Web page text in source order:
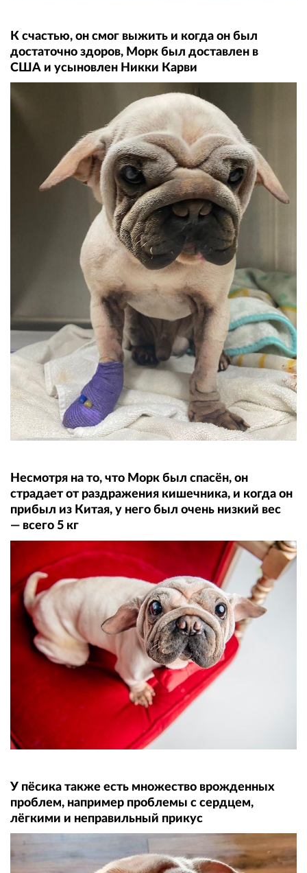
К счастью, он смог выжить и когда он был
достаточно здоров, Морк был доставлен в
США и усыновлен Никки Карви
Несмотря на то, что Морк был спасён, он
страдает от раздражения кишечника, и когда он
прибыл из Китая, у него был очень низкий вес
— всего 5 кг
У пёсика также есть множество врожденных
проблем, например проблемы с сердцем,
лёгкими и неправильный прикус